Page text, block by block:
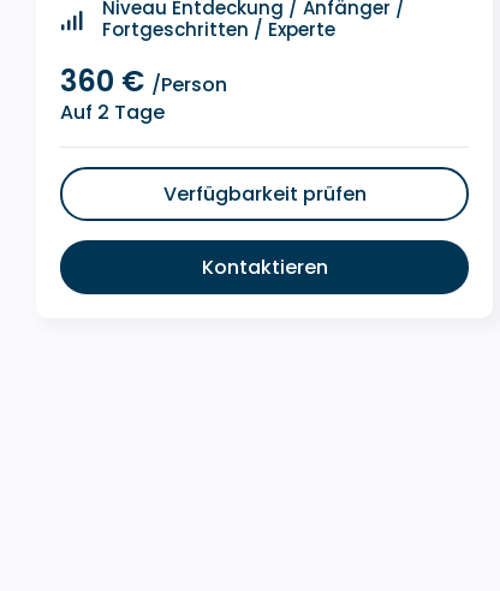
Niveau Entdeckung / Anfänger /
Fortgeschritten / Experte
360 € /Person
Auf 2 Tage
Verfügbarkeit prüfen
Kontaktieren